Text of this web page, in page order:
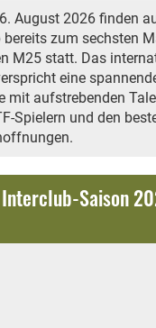
August 2026 finden
bereits zum sechsten
M25 statt. Das
eine
mit aufstrebenden
Spielern und den
Saison